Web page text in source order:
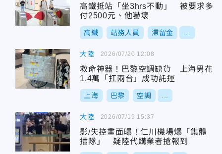
高鐵抵站「坐3hrs不動」 被要求多
付2500元、他嚇壞
高鐵 站務人員 滯留金
大陸
救命神器！巴黎空調缺貨 上海男花
1.4萬「扛兩台」成功託運
上海 巴黎 空調
2026/07/20 12:08
大陸
影/失控畫面曝！仁川機場爆「集體
插隊」 疑陸代購業者搶報到
2026/07/19 15:37